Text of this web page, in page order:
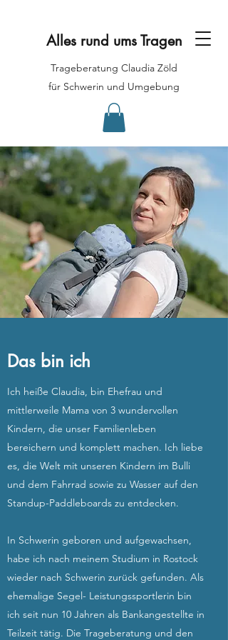
Alles rund ums Tragen
Trageberatung Claudia Zöld
für Schwerin und Umgebung
Das bin ich
Ich heiße Claudia, bin Ehefrau und
mittlerweile Mama von 3 wundervollen
Kindern, die unser Familienleben
bereichern und komplett machen. Ich liebe
es, die Welt mit unseren Kindern im Bulli
und dem Fahrrad sowie zu Wasser auf den
Standup-Paddleboards zu entdecken.
In Schwerin geboren und aufgewachsen,
habe ich nach meinem Studium in Rostock
wieder nach Schwerin zurück gefunden. Als
ehemalige Segel- Leistungssportlerin bin
ich seit nun 10 Jahren als Bankangestellte in
Teilzeit tätig. Die Trageberatung und den